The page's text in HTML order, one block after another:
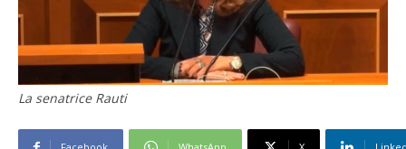
La senatrice Rauti